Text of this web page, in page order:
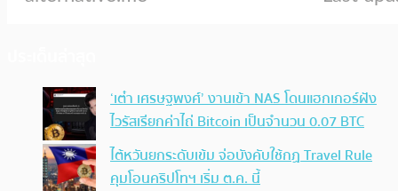
‘เต๋า เศรษฐพงศ์’ งานเข้า NAS โดนแฮกเกอร์ฝัง
ไวรัสเรียกค่าไถ่ Bitcoin เป็นจำนวน 0.07 BTC
ไต้หวันยกระดับเข้ม จ่อบังคับใช้กฏ Travel Rule
คุมโอนคริปโทฯ เริ่ม ต.ค. นี้